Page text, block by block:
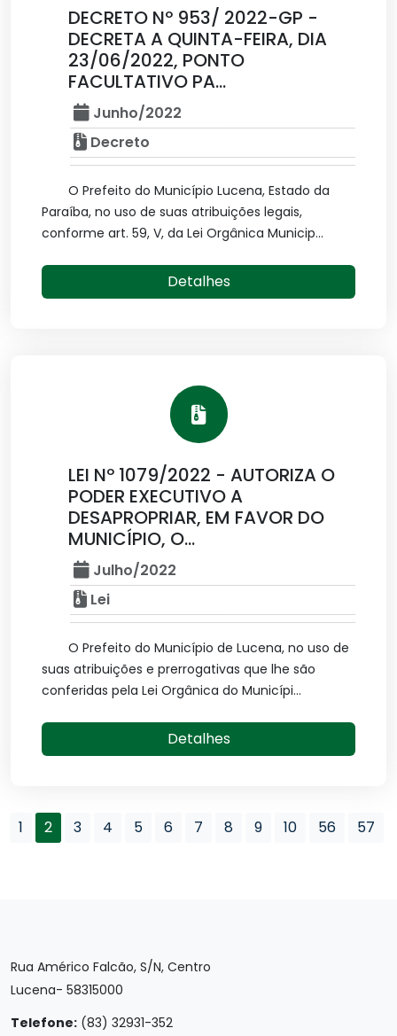
DECRETO Nº 953/ 2022-GP -
DECRETA A QUINTA-FEIRA, DIA
23/06/2022, PONTO
FACULTATIVO PA...
Junho/2022
Decreto
O Prefeito do Município Lucena, Estado da
Paraíba, no uso de suas atribuições legais,
conforme art. 59, V, da Lei Orgânica Municip...
Detalhes
LEI Nº 1079/2022 - AUTORIZA O
PODER EXECUTIVO A
DESAPROPRIAR, EM FAVOR DO
MUNICÍPIO, O...
Julho/2022
Lei
O Prefeito do Município de Lucena, no uso de
suas atribuições e prerrogativas que lhe são
conferidas pela Lei Orgânica do Municípi...
Detalhes
1 2 3 4 5 6 7 8 9 10 56 57
Rua Américo Falcão, S/N, Centro
Lucena- 58315000
Telefone: (83) 32931-352